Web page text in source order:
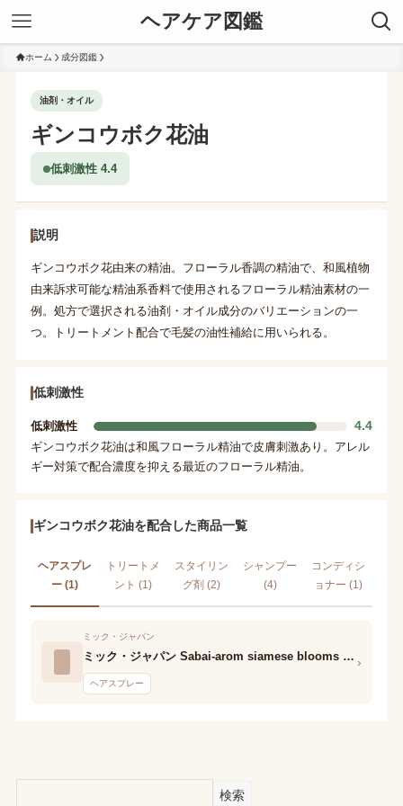
ヘアケア図鑑
ホーム 成分図鑑
油剤・オイル
ギンコウボク花油
低刺激性 4.4
説明
ギンコウボク花由来の精油。フローラル香調の精油で、和風植物
由来訴求可能な精油系香料で使用されるフローラル精油素材の一
例。処方で選択される油剤・オイル成分のバリエーションの一
つ。トリートメント配合で毛髪の油性補給に用いられる。
低刺激性
低刺激性 4.4
ギンコウボク花油は和風フローラル精油で皮膚刺激あり。アレル
ギー対策で配合濃度を抑える最近のフローラル精油。
ギンコウボク花油を配合した商品一覧
ヘアスプレ
ー (1)
トリートメ
ント (1)
スタイリン
グ剤 (2)
シャンプー
(4)
コンディシ
ョナー (1)
ミック・ジャパン
ミック・ジャパン Sabai-arom siamese blooms body & hair mist
ヘアスプレー
›
検索